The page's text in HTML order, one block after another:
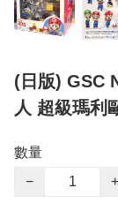
(日版) GSC
人 超級瑪利
數量
−
+